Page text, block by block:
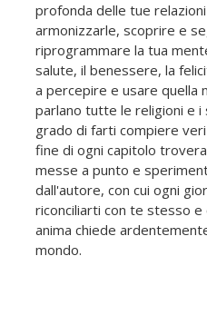
profonda delle tue
armonizzarle, scoprire e
riprogrammare la tua
salute, il benessere, la
a percepire e usare quella
parlano tutte le religioni e i
grado di farti compiere
fine di ogni capitolo
messe a punto e
dall'autore, con cui ogni
riconciliarti con te stesso e
anima chiede
mondo.